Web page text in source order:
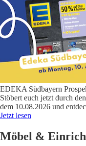
EDEKA Südbayern
Stöbert euch jetzt durch
dem 10.08.2026 und
Jetzt lesen
Möbel &